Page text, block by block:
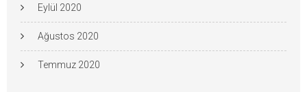
Eylül 2020
Ağustos 2020
Temmuz 2020